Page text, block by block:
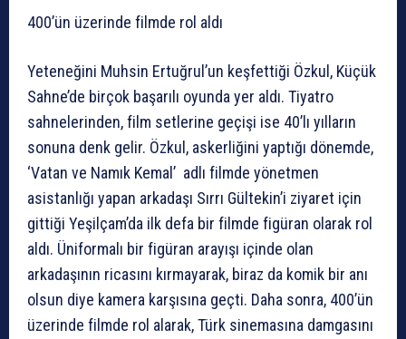
400’ün üzerinde filmde rol aldı
Yeteneğini Muhsin Ertuğrul’un keşfettiği Özkul, Küçük
Sahne’de birçok başarılı oyunda yer aldı. Tiyatro
sahnelerinden, film setlerine geçişi ise 40’lı yılların
sonuna denk gelir. Özkul, askerliğini yaptığı dönemde,
‘Vatan ve Namık Kemal’ adlı filmde yönetmen
asistanlığı yapan arkadaşı Sırrı Gültekin’i ziyaret için
gittiği Yeşilçam’da ilk defa bir filmde figüran olarak rol
aldı. Üniformalı bir figüran arayışı içinde olan
arkadaşının ricasını kırmayarak, biraz da komik bir anı
olsun diye kamera karşısına geçti. Daha sonra, 400’ün
üzerinde filmde rol alarak, Türk sinemasına damgasını